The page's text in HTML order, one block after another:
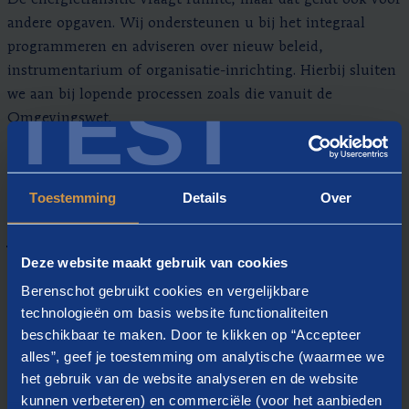
TEST
Toestemming Details Over
Deze website maakt gebruik van cookies
Berenschot gebruikt cookies en vergelijkbare
technologieën om basis website functionaliteiten
beschikbaar te maken. Door te klikken op “Accepteer
alles”, geef je toestemming om analytische (waarmee we
het gebruik van de website analyseren en de website
kunnen verbeteren) en commerciële (voor het aanbieden
andere opgaven. Wij ondersteunen u bij het integraal
programmeren en adviseren over nieuw beleid,
instrumentarium of organisatie-inrichting. Hierbij sluiten
we aan bij lopende processen zoals die vanuit de
Omgevingswet.
De energietransitie is van ons allemaal. Wij helpen RES-
regio’s bij het betrokken krijgen én houden van diverse
doelgroepen en het experimenteren met nieuwe
participatievormen, zoals een burgerforum. Samen met u
geven we de participatiestrategie vorm en evalueren we
deze na afloop. Ook adviseren we u over het in te zetten